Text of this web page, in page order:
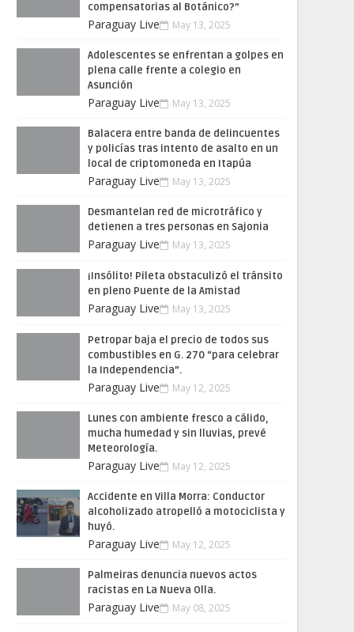
compensatorias al Botánico?”
Paraguay Live May 13, 2025
Adolescentes se enfrentan a golpes en
plena calle frente a colegio en
Asunción
Paraguay Live May 13, 2025
Balacera entre banda de delincuentes
y policías tras intento de asalto en un
local de criptomoneda en Itapúa
Paraguay Live May 13, 2025
Desmantelan red de microtráfico y
detienen a tres personas en Sajonia
Paraguay Live May 13, 2025
¡Insólito! Pileta obstaculizó el tránsito
en pleno Puente de la Amistad
Paraguay Live May 13, 2025
Petropar baja el precio de todos sus
combustibles en G. 270 “para celebrar
la Independencia”.
Paraguay Live May 12, 2025
Lunes con ambiente fresco a cálido,
mucha humedad y sin lluvias, prevé
Meteorología.
Paraguay Live May 12, 2025
Accidente en Villa Morra: Conductor
alcoholizado atropelló a motociclista y
huyó.
Paraguay Live May 12, 2025
Palmeiras denuncia nuevos actos
racistas en La Nueva Olla.
Paraguay Live May 08, 2025